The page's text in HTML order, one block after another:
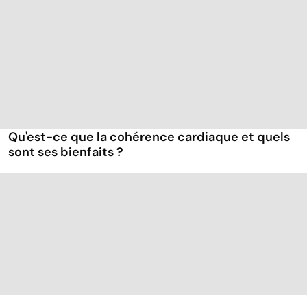
Qu'est-ce que la cohérence cardiaque et quels
sont ses bienfaits ?